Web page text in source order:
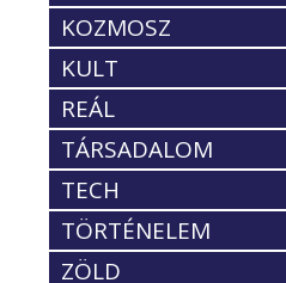
KOZMOSZ
KULT
REÁL
TÁRSADALOM
TECH
TÖRTÉNELEM
ZÖLD